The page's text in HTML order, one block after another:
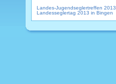
Landes-Jugendseglertreffen 2013
Landesseglertag 2013 in Bingen